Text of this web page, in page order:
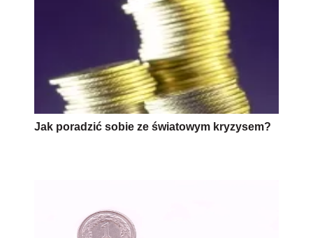
Jak poradzić sobie ze światowym kryzysem?